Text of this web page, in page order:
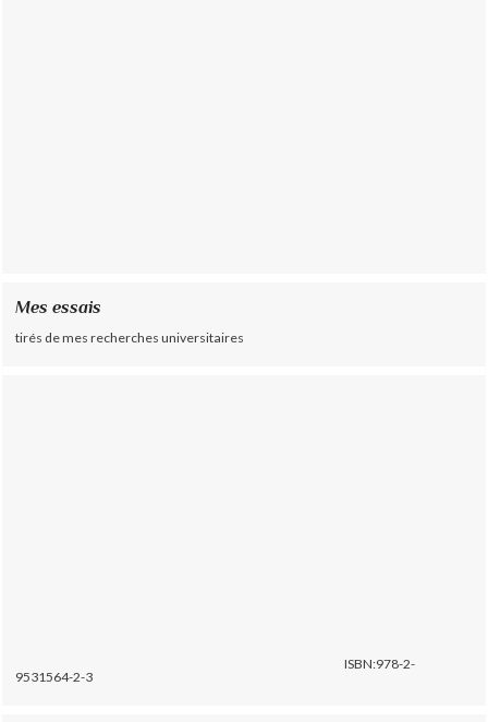
Mes essais
tirés de mes recherches universitaires
ISBN:978-2-
9531564-2-3